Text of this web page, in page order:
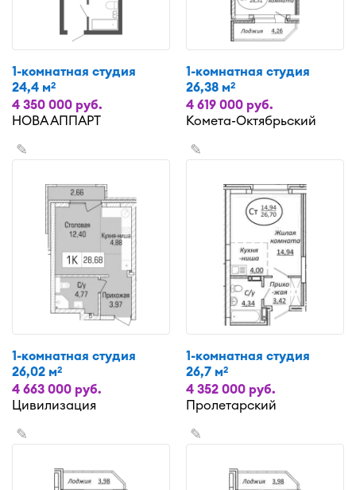
1-комнатная студия
24,4 м2
4 350 000 руб.
НОВА АППАРТ
1-комнатная студия
26,38 м2
4 619 000 руб.
Комета-Октябрьский
✎
1-комнатная студия
26,02 м2
4 663 000 руб.
Цивилизация
✎
1-комнатная студия
26,7 м2
4 352 000 руб.
Пролетарский
✎ ✎